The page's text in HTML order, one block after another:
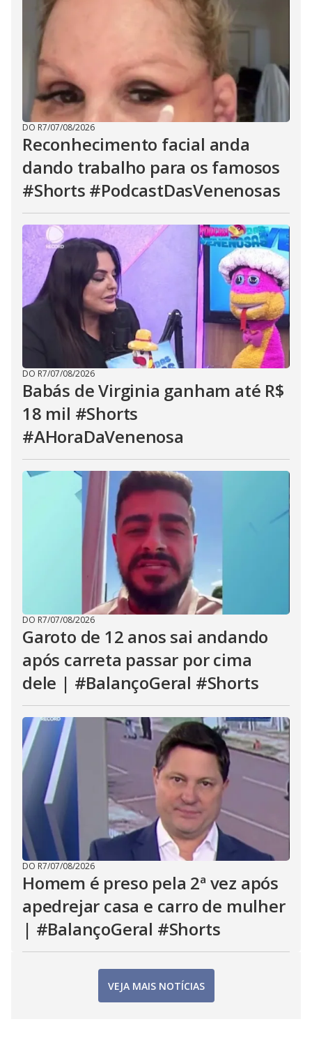
DO R7/07/08/2026
Reconhecimento facial anda
dando trabalho para os famosos
#Shorts #PodcastDasVenenosas
DO R7/07/08/2026
Babás de Virginia ganham até R$
18 mil #Shorts
#AHoraDaVenenosa
DO R7/07/08/2026
Garoto de 12 anos sai andando
após carreta passar por cima
dele | #BalançoGeral #Shorts
DO R7/07/08/2026
Homem é preso pela 2ª vez após
apedrejar casa e carro de mulher
| #BalançoGeral #Shorts
VEJA MAIS NOTÍCIAS